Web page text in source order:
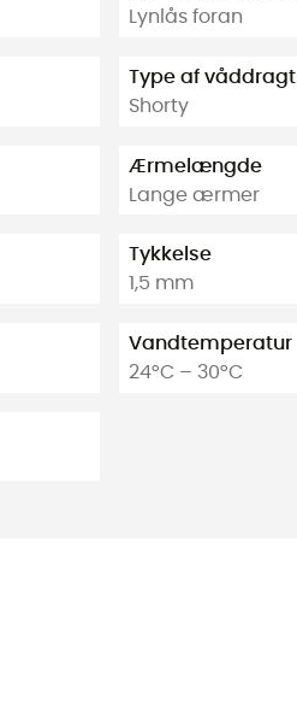
Lynlås foran
Type af våddragt
Shorty
Ærmelængde
Lange ærmer
Tykkelse
1,5 mm
Vandtemperatur
24°C – 30°C